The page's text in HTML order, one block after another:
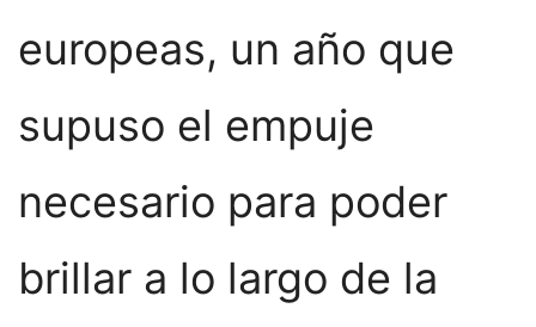
europeas, un año que
supuso el empuje
necesario para poder
brillar a lo largo de la